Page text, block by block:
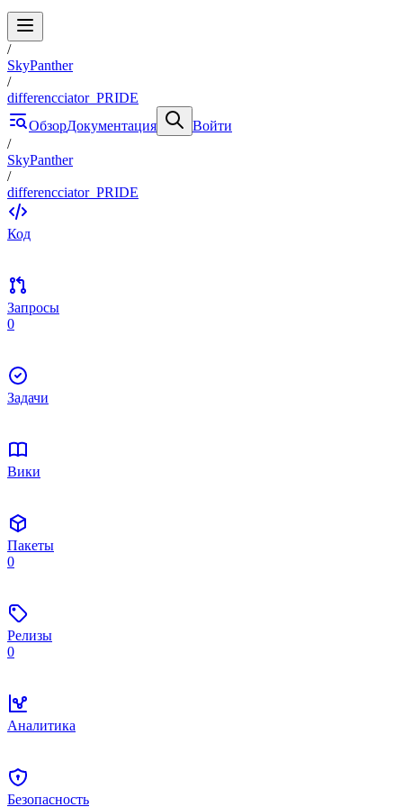
/
SkyPanther
/
differencciator_PRIDE
ОбзорДокументация
Войти
/
SkyPanther
/
differencciator_PRIDE
Код
Запросы
0
Задачи
Вики
Пакеты
0
Релизы
0
Аналитика
Безопасность